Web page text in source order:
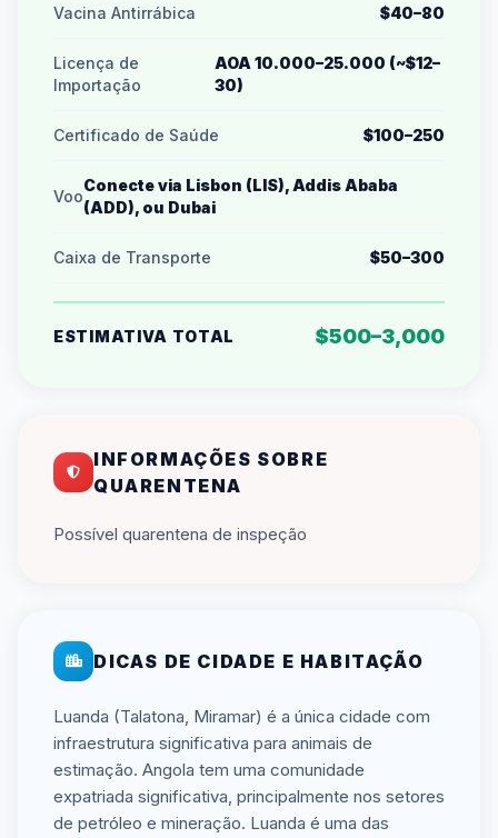
Vacina Antirrábica $40–80
Licença de
Importação
AOA 10.000–25.000 (~$12–
30)
Certificado de Saúde $100–250
Voo
Conecte via Lisbon (LIS), Addis Ababa
(ADD), ou Dubai
Caixa de Transporte $50–300
ESTIMATIVA TOTAL $500–3,000
INFORMAÇÕES SOBRE
QUARENTENA
Possível quarentena de inspeção
DICAS DE CIDADE E HABITAÇÃO
Luanda (Talatona, Miramar) é a única cidade com
infraestrutura significativa para animais de
estimação. Angola tem uma comunidade
expatriada significativa, principalmente nos setores
de petróleo e mineração. Luanda é uma das